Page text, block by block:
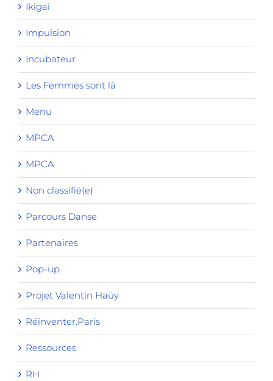
Ikigai
Impulsion
Incubateur
Les Femmes sont là
Menu
MPCA
MPCA
Non classifié(e)
Parcours Danse
Partenaires
Pop-up
Projet Valentin Haüy
Réinventer.Paris
Ressources
RH